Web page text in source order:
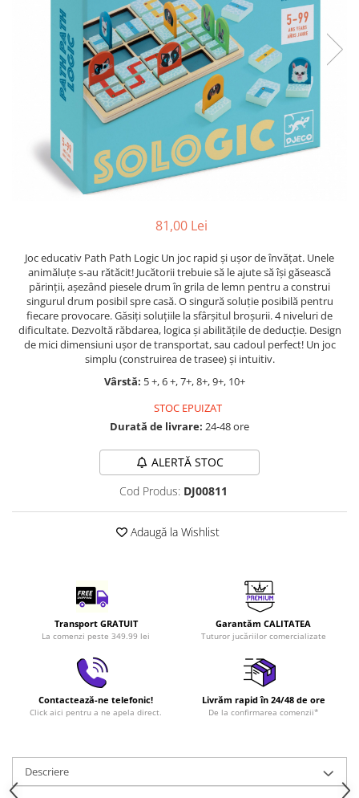
Jocuri cu dinozauri
Jucării de pluș
Jocuri educative pentru
școală/grădiniță
Cărţi de colorat, activități, apa
Accesorii diverse
LEGO Friends
LEGO Ninjago
LEGO Minecraft
LEGO DREAMZzz
LEGO Gabby s Dollhouse
LEGO Harry Potter
LEGO Marvel Super Heroes
LEGO Jurassic World
LEGO Sonic the Hedgehog
LEGO Wicked
LEGO Animal Crossing
LEGO Architecture
LEGO Speed Champions
81,00 Lei
Joc educativ Path Path Logic Un joc rapid și ușor de învățat. Unele
animăluțe s-au rătăcit! Jucătorii trebuie să le ajute să își găsească
părinții, așezând piesele drum în grila de lemn pentru a construi
singurul drum posibil spre casă. O singură soluție posibilă pentru
fiecare provocare. Găsiți soluțiile la sfârșitul broșurii. 4 niveluri de
dificultate. Dezvoltă răbdarea, logica și abilitățile de deducție. Design
de mici dimensiuni ușor de transportat, sau cadoul perfect! Un joc
simplu (construirea de trasee) și intuitiv.
Vârstă: 5 +, 6 +, 7+, 8+, 9+, 10+
STOC EPUIZAT
Durată de livrare: 24-48 ore
ALERTĂ STOC
Cod Produs: DJ00811
Adaugă la Wishlist
Transport GRATUIT
La comenzi peste 349.99 lei
Garantăm CALITATEA
Tuturor jucăriilor comercializate
Contactează-ne telefonic!
Click aici pentru a ne apela direct.
Livrăm rapid în 24/48 de ore
De la confirmarea comenzii*
Descriere